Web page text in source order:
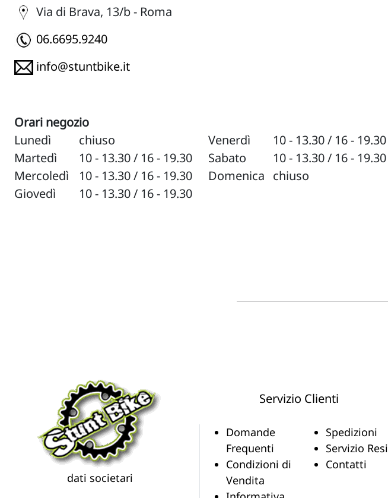
Via di Brava, 13/b - Roma
06.6695.9240
info@stuntbike.it
Orari negozio
Lunedì
chiuso
Martedì
10 - 13.30 / 16 - 19.30
Mercoledì
10 - 13.30 / 16 - 19.30
Giovedì
10 - 13.30 / 16 - 19.30
Venerdì
10 - 13.30 / 16 - 19.30
Sabato
10 - 13.30 / 16 - 19.30
Domenica chiuso
dati societari
Servizio Clienti
Domande
Frequenti
Condizioni di
Vendita
Spedizioni
Servizio Resi
Contatti